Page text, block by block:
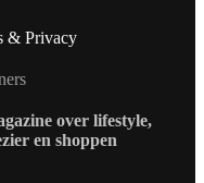
& Privacy
over lifestyle,
en shoppen